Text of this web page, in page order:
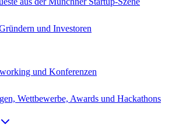
und Investoren
und Konferenzen
Wettbewerbe, Awards und Hackathons